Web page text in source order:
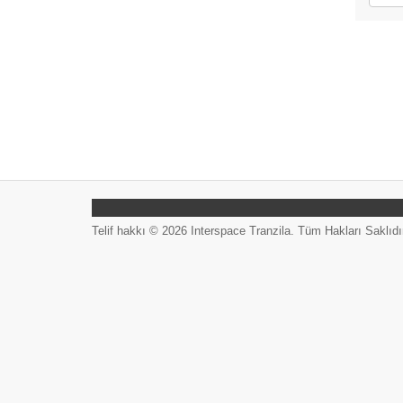
Telif hakkı © 2026 Interspace Tranzila. Tüm Hakları